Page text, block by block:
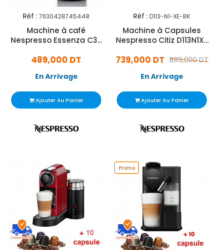
Réf : 7630428745448
Machine à café
Nespresso Essenza C30
489,000 DT
En Arrivage
Ajouter Au Panier
Réf : D113-N1-XE-BK
Machine à Capsules
Nespresso Citiz D113N1XE
889,000 DT
739,000 DT
En Arrivage
Ajouter Au Panier
Promo